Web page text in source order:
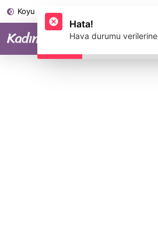
Koyu Mod
Hata!
Hava durumu verilerine